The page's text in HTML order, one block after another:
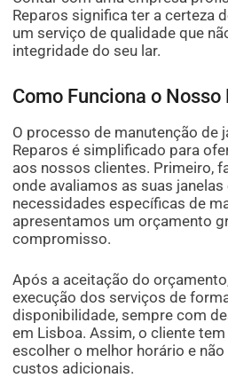
Reparos significa ter a certeza
um serviço de qualidade que
integridade do seu lar.
Como Funciona o Nosso
O processo de manutenção de
Reparos é simplificado para
aos nossos clientes. Primeiro,
onde avaliamos as suas
necessidades específicas de
apresentamos um orçamento
compromisso.
Após a aceitação do
execução dos serviços de
disponibilidade, sempre com
em Lisboa. Assim, o cliente
escolher o melhor horário e
custos adicionais.